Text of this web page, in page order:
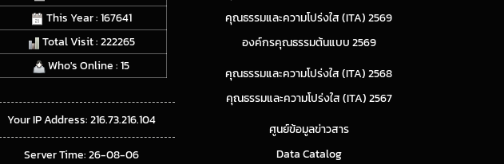
This Year : 167641
Total Visit : 222265
Who's Online : 15
Your IP Address: 216.73.216.104
Server Time: 26-08-06
คุณธรรมและความโปร่งใส (ITA) 2569
องค์กรคุณธรรมต้นแบบ 2569
คุณธรรมและความโปร่งใส (ITA) 2568
คุณธรรมและความโปร่งใส (ITA) 2567
ศูนย์ข้อมูลข่าวสาร
Data Catalog